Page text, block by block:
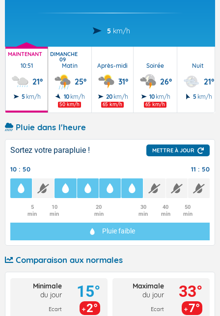
5 km/h
MAINTENANT
10:51
21°
5 km/h
DIMANCHE
09
Matin
25°
10 km/h
50 km/h
Après-midi
31°
20 km/h
65 km/h
Soirée
26°
10 km/h
65 km/h
Nuit
21°
5 km/h
Pluie dans l'heure
Sortez votre parapluie ! METTRE À JOUR
10 : 50 11 : 50
5
min
10
min
20
min
30
min
40
min
50
min
Pluie faible
Comparaison aux normales
Minimale
du jour
Ecart
15°
2°
Maximale
du jour
Ecart
33°
7°